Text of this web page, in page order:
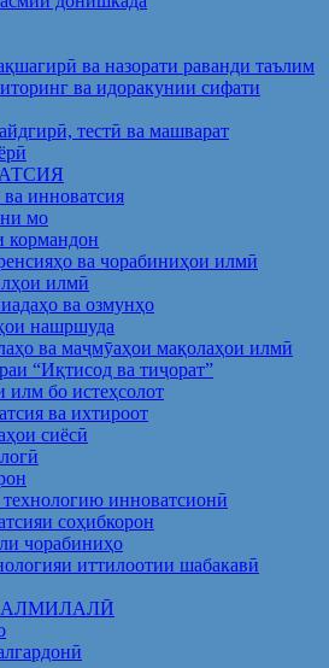
ва назорати раванди таълим
ва идоракунии сифати
тестӣ ва машварат
инноватсия
мо
кормандон
ва чорабиниҳои илмӣ
илмӣ
ва озмунҳо
нашршуда
ва маҷмӯаҳои мақолаҳои илмӣ
“Иқтисод ва тиҷорат”
илм бо истеҳсолот
ва ихтироот
сиёсӣ
инноватсионӣ
соҳибкорон
чорабиниҳо
иттилоотии шабакавӣ